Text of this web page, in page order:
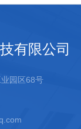
有限公司
园区68号